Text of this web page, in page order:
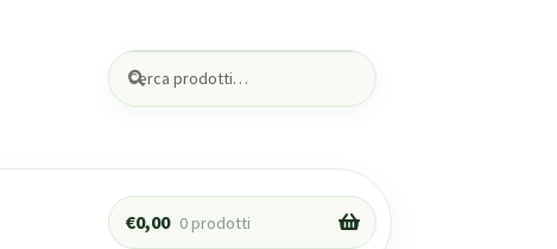
Cerca:
Cerca
€0,00 0 prodotti